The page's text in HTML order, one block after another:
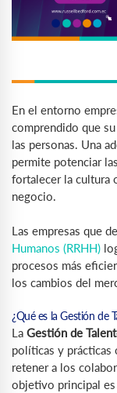
En el entorno
comprendido que
las personas. Una
permite potenciar
fortalecer la cultura
negocio.
Las empresas que
Humanos (RRHH)
procesos más
los cambios del
¿Qué es la Gestión de
La Gestión de
políticas y prácticas
retener a los
objetivo principal